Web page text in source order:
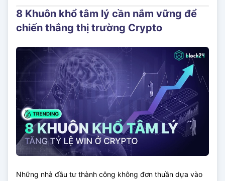
8 Khuôn khổ tâm lý cần nắm vững để
chiến thắng thị trường Crypto
Những nhà đầu tư thành công không đơn thuần dựa vào